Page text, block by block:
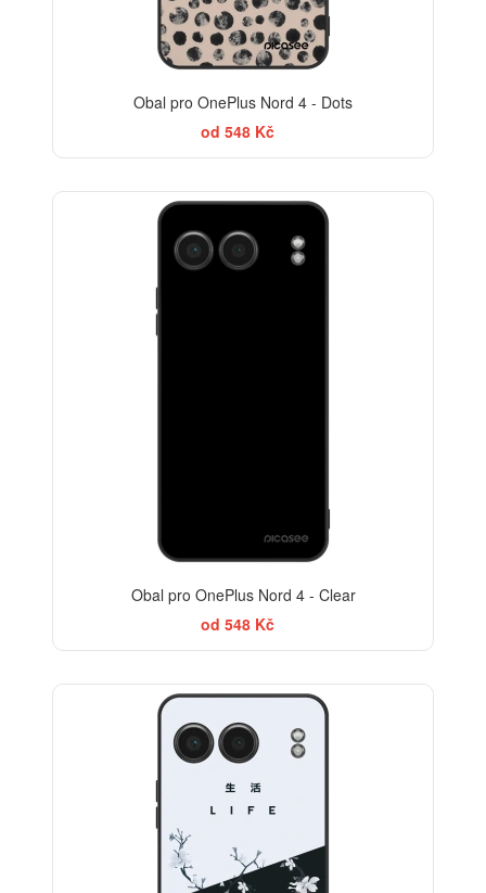
Obal pro OnePlus Nord 4 - Dots
od 548 Kč
Obal pro OnePlus Nord 4 - Clear
od 548 Kč